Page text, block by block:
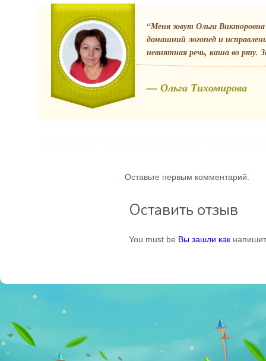
“Меня зовут Ольга
домашний логопед и
невнятная речь, каша во рту.
— Ольга Тихомирова
Оставьте первым комментарий.
Оставить отзыв
You must be Вы зашли как